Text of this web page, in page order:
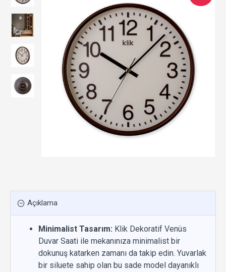
Açıklama
Minimalist Tasarım: Klik Dekoratif Venüs
Duvar Saati ile mekanınıza minimalist bir
dokunuş katarken zamanı da takip edin. Yuvarlak
bir siluete sahip olan bu sade model dayanıklı